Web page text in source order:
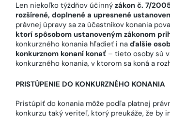
Len niekoľko týždňov účinný zákon č. 7/
rozšírené, doplnené a upresnené
právnej úpravy sa za účastníkov konania
ktorí spôsobom ustanoveným zákonom
konkurzného konania hľadieť i na ďalšie
konkurznom konaní konať – tieto osoby sú
konkurzného konania, v ktorom sa koná a
PRISTÚPENIE DO KONKURZNÉHO KONANIA
Pristúpiť do konania môže podľa platnej
konkurzu taký veriteľ, ktorý preukáže, že by